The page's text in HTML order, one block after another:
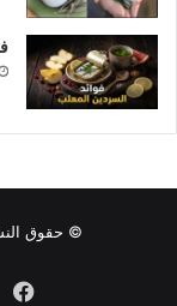
© حقوق النشر 2026، جميع